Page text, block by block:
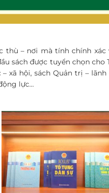
– nơi mà tính chính
sách được tuyển chọn
xã hội, sách Quản trị –
lực…